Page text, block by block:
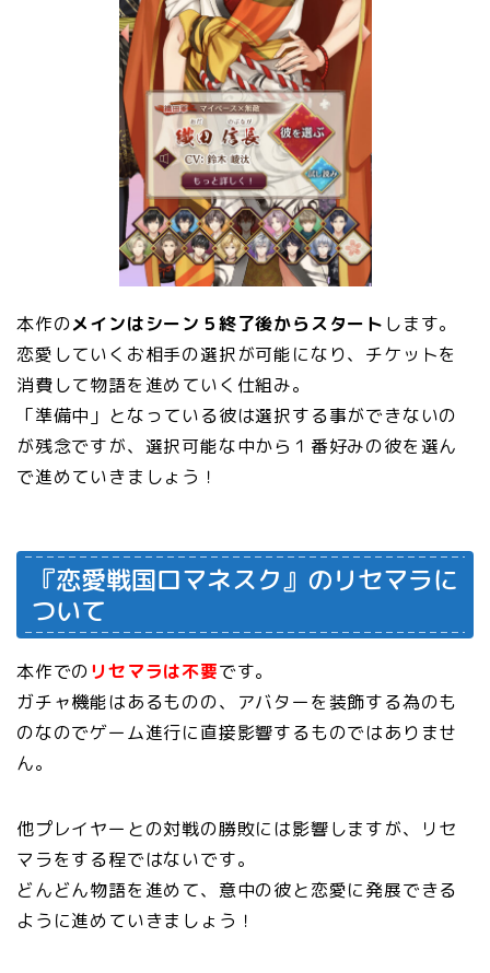
本作のメインはシーン５終了後からスタート します。
恋愛していくお相手の選択が可能になり、チケットを
消費して物語を進めていく仕組み。
「準備中」となっている彼は選択する事ができないの
が残念ですが、選択可能な中から１番好みの彼を選ん
で進めていきましょう！
『恋愛戦国ロマネスク』のリセマラに
ついて
本作でのリセマラは不要です。
ガチャ機能はあるものの、アバターを装飾する為のも
のなのでゲーム進行に直接影響するものではありませ
ん。
他プレイヤーとの対戦の勝敗には影響しますが、リセ
マラをする程ではないです。
どんどん物語を進めて、意中の彼と恋愛に発展できる
ように進めていきましょう！